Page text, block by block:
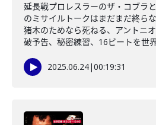
延長戦プロレスラーのザ・コブラ
のミサイルトークはまだまだ終ら
猪木のためなら死ねる、アントニ
破予告、秘密練習、16ビートを世
2025.06.24|00:19:31